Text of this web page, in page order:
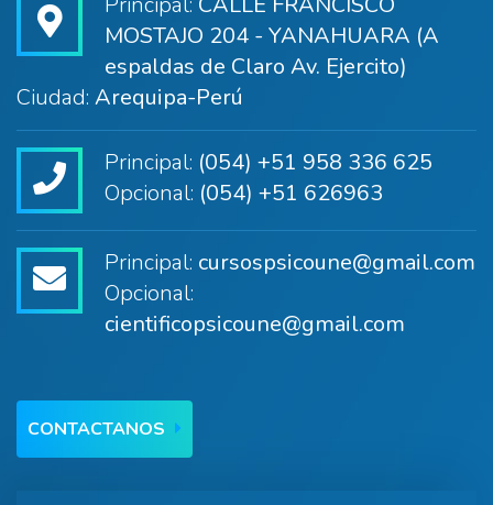
MOSTAJO 204 - YANAHUARA (A
espaldas de Claro Av. Ejercito)
Ciudad: Arequipa-Perú
Principal: (054) +51 958 336 625
Opcional: (054) +51 626963
Principal: cursospsicoune@gmail.com
Opcional:
cientificopsicoune@gmail.com
CONTACTANOS